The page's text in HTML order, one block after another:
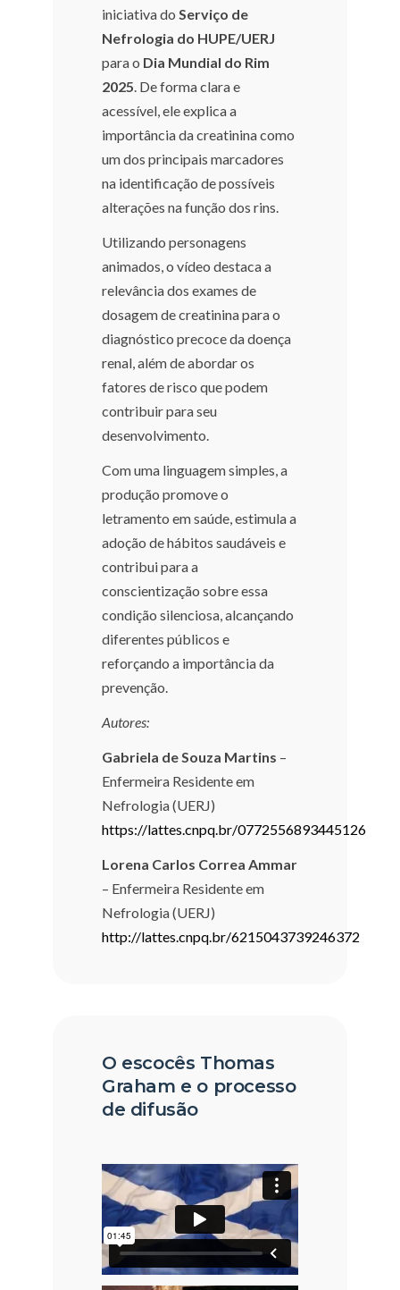
iniciativa do Serviço de
Nefrologia do HUPE/UERJ
para o Dia Mundial do Rim
2025. De forma clara e
acessível, ele explica a
importância da creatinina como
um dos principais marcadores
na identificação de possíveis
alterações na função dos rins.
Utilizando personagens
animados, o vídeo destaca a
relevância dos exames de
dosagem de creatinina para o
diagnóstico precoce da doença
renal, além de abordar os
fatores de risco que podem
contribuir para seu
desenvolvimento.
Com uma linguagem simples, a
produção promove o
letramento em saúde, estimula a
adoção de hábitos saudáveis e
contribui para a
conscientização sobre essa
condição silenciosa, alcançando
diferentes públicos e
reforçando a importância da
prevenção.
Autores:
Gabriela de Souza Martins –
Enfermeira Residente em
Nefrologia (UERJ)
https://lattes.cnpq.br/0772556893445126
Lorena Carlos Correa Ammar
– Enfermeira Residente em
Nefrologia (UERJ)
http://lattes.cnpq.br/6215043739246372
O escocês Thomas
Graham e o processo
de difusão